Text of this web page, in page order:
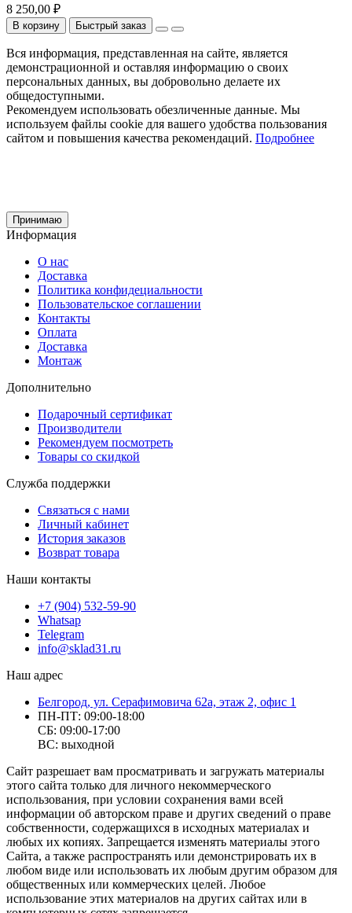
8 250,00 ₽
В корзину Быстрый заказ
Вся информация, представленная на сайте, является
демонстрационной и оставляя информацию о своих
персональных данных, вы добровольно делаете их
общедоступными.
Рекомендуем использовать обезличенные данные. Мы
используем файлы cookie для вашего удобства пользования
сайтом и повышения качества рекомендаций. Подробнее
Принимаю
Информация
О нас
Доставка
Политика конфидециальности
Пользовательское соглашении
Контакты
Оплата
Доставка
Монтаж
Дополнительно
Подарочный сертификат
Производители
Рекомендуем посмотреть
Товары со скидкой
Служба поддержки
Связаться с нами
Личный кабинет
История заказов
Возврат товара
Наши контакты
+7 (904) 532-59-90
Whatsap
Telegram
info@sklad31.ru
Наш адрес
Белгород, ул. Серафимовича 62а, этаж 2, офис 1
ПН-ПТ: 09:00-18:00
СБ: 09:00-17:00
ВС: выходной
Сайт разрешает вам просматривать и загружать материалы
этого сайта только для личного некоммерческого
использования, при условии сохранения вами всей
информации об авторском праве и других сведений о праве
собственности, содержащихся в исходных материалах и
любых их копиях. Запрещается изменять материалы этого
Сайта, а также распространять или демонстрировать их в
любом виде или использовать их любым другим образом для
общественных или коммерческих целей. Любое
использование этих материалов на других сайтах или в